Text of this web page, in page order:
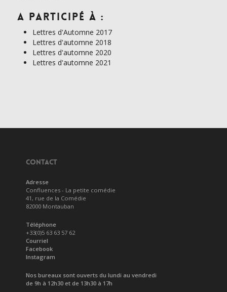
A participé à :
Lettres d'Automne 2017
Lettres d'automne 2018
Lettres d'automne 2020
Lettres d'automne 2021
CONTACT
Adresse
Confluences - La petite comédie
41, rue de la Comédie
82000 Montauban
Téléphone
+33(0)5 63 63 57 62
Courriel
Facebook
Instagram
Nos bureaux sont ouverts du lundi au vendredi
de 9h à 12h30 et de 13h30 à 17h